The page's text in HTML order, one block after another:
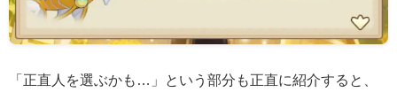
「正直人を選ぶかも…」という部分も正直に紹介すると、